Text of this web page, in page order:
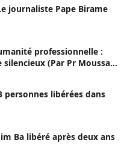
journaliste Pape Birame
professionnelle :
(Par Pr Moussa
personnes libérées dans
Ba libéré après deux ans